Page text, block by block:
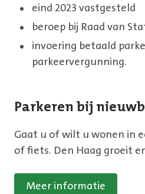
eind 2023 vastgesteld
beroep bij Raad van
invoering betaald
parkeervergunning.
Parkeren bij
Gaat u of wilt u wonen in
of fiets. Den Haag groeit
Meer informatie